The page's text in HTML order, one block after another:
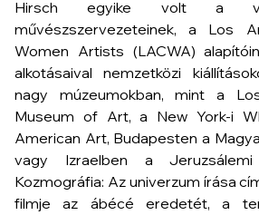
Hirsch egyike volt a
művészszervezeteinek, a Los
Women Artists (LACWA)
alkotásaival nemzetközi
nagy múzeumokban, mint a
Museum of Art, a New York-i
American Art, Budapesten a
vagy Izraelben a Jeruzsálemi
Kozmográfia: Az univerzum írása
filmje az ábécé eredetét, a